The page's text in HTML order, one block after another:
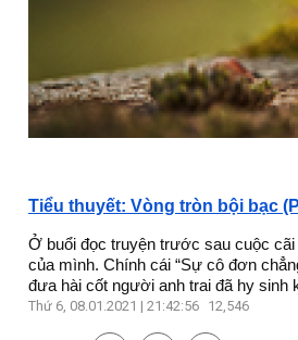
Tiểu thuyết: Vòng tròn bội bạc
Ở buổi đọc truyện trước sau cuộc
của mình. Chính cái “Sự cô đơn
đưa hài cốt người anh trai đã hy sinh
Thứ 6, 08.01.2021 | 21:42:56 12,546